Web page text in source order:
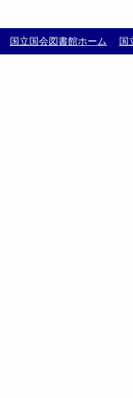
国立国会図書館ホーム 国